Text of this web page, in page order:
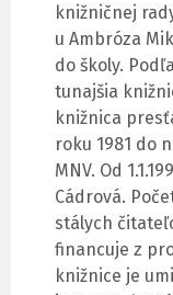
knižničnej
u Ambróza
do školy.
tunajšia
knižnica
roku 1981 do
MNV. Od
Cádrová.
stálych
financuje z
knižnice je